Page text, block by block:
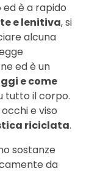
è a rapido
e lenitiva, si
alcuna
ed è un
e come
tutto il corpo.
e viso
riciclata.
sostanze
da